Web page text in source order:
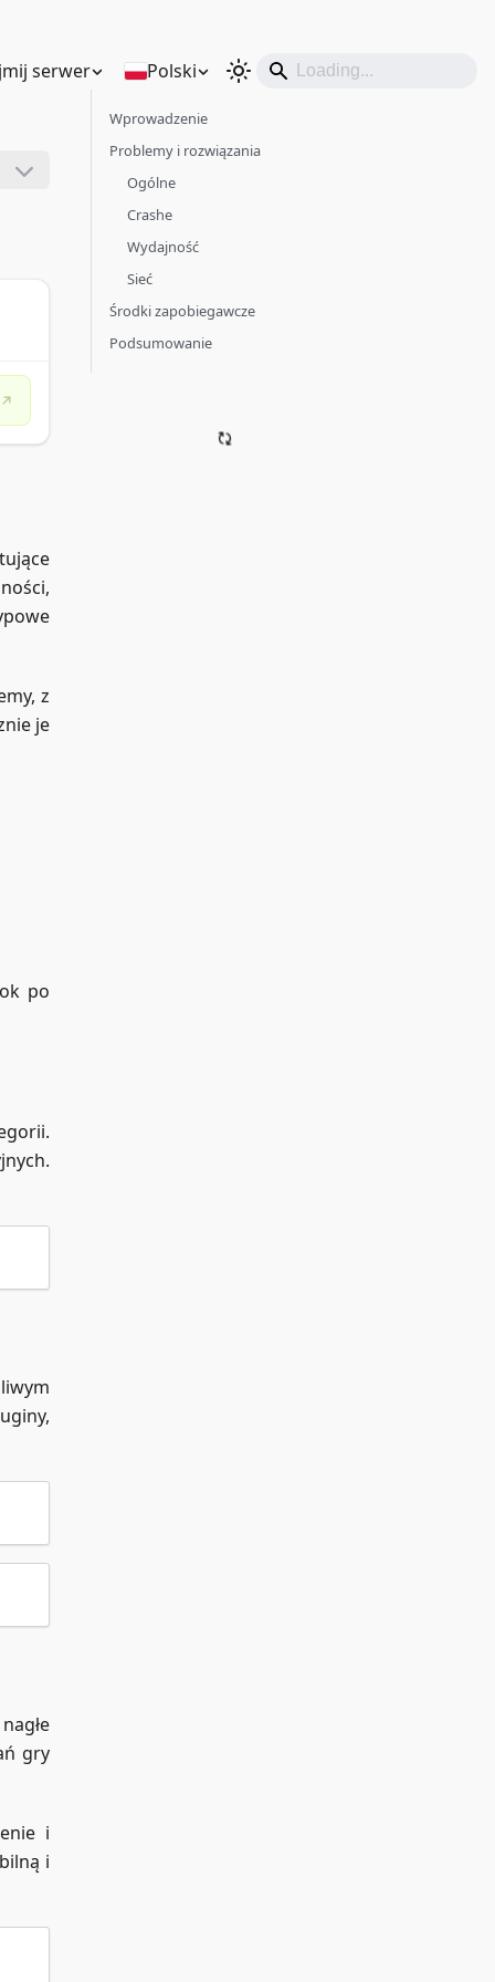
serwer Polski
z
je
po
gry
i
i
Wprowadzenie
Problemy i rozwiązania
Ogólne
Crashe
Wydajność
Sieć
Środki zapobiegawcze
Podsumowanie